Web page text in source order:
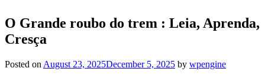
O Grande roubo do trem : Leia, Aprenda,
Cresça
Posted on August 23, 2025December 5, 2025 by wpengine